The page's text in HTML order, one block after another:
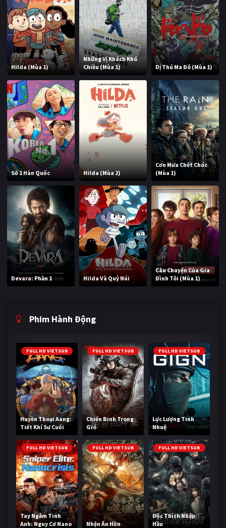
Hilda (Mùa 1)
Những Vị Khách Khó
Chiều (Mùa 1)
Dị Thú Ma Đô (Mùa 1)
Số 1 Hàn Quốc Hilda (Mùa 2)
Cơn Mưa Chết Chóc
(Mùa 1)
Devara: Phần 1 Hilda Và Quỷ Núi
Câu Chuyện Của Gia
Đình Tôi (Mùa 1)
Phim Hành Động
FULL HD VIETSUB
Huyền Thoại Aang:
Tiết Khí Sư Cuối
Cùng
FULL HD VIETSUB
Chiến Binh Trong
Gió
FULL HD VIETSUB
Lực Lượng Tinh
Nhuệ
FULL HD VIETSUB
Tay Ngắm Tinh
Anh: Nguy Cơ Nano
FULL HD VIETSUB
Nhện Ăn Hồn
FULL HD VIETSUB
Độc Thích Nhập
Hầu